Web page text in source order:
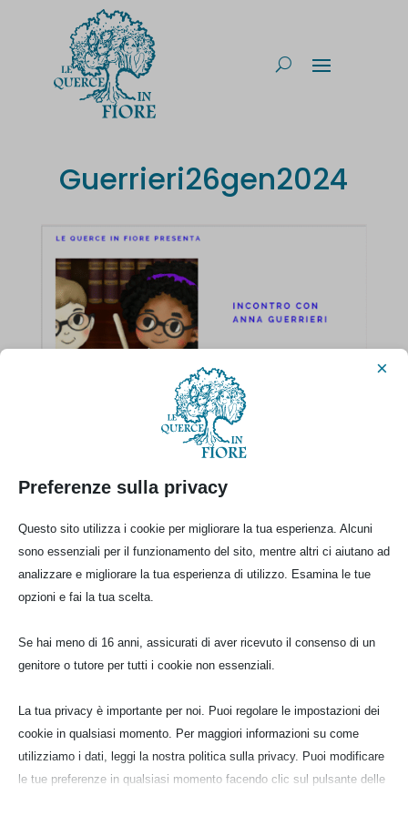
Guerrieri26gen2024
Preferenze sulla privacy
×
Questo sito utilizza i cookie per migliorare la tua esperienza. Alcuni
sono essenziali per il funzionamento del sito, mentre altri ci aiutano ad
analizzare e migliorare la tua esperienza di utilizzo. Esamina le tue
opzioni e fai la tua scelta.
Se hai meno di 16 anni, assicurati di aver ricevuto il consenso di un
genitore o tutore per tutti i cookie non essenziali.
La tua privacy è importante per noi. Puoi regolare le impostazioni dei
cookie in qualsiasi momento. Per maggiori informazioni su come
utilizziamo i dati, leggi la nostra politica sulla privacy. Puoi modificare
le tue preferenze in qualsiasi momento facendo clic sul pulsante delle